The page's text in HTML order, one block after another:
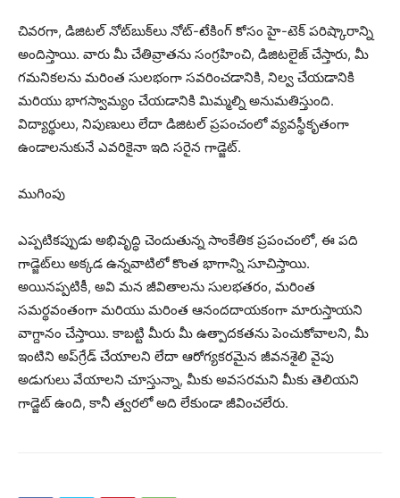
చివరగా, డిజిటల్ నోట్‌బుక్‌లు నోట్-టేకింగ్ కోసం హై-టెక్ పరిష్కారాన్ని
అందిస్తాయి. వారు మీ చేతివ్రాతను సంగ్రహించి, డిజిటలైజ్ చేస్తారు, మీ
గమనికలను మరింత సులభంగా సవరించడానికి, నిల్వ చేయడానికి
మరియు భాగస్వామ్యం చేయడానికి మిమ్మల్ని అనుమతిస్తుంది.
విద్యార్థులు, నిపుణులు లేదా డిజిటల్ ప్రపంచంలో వ్యవస్థీకృతంగా
ఉండాలనుకునే ఎవరికైనా ఇది సరైన గాడ్జెట్.
ముగింపు
ఎప్పటికప్పుడు అభివృద్ధి చెందుతున్న సాంకేతిక ప్రపంచంలో, ఈ పది
గాడ్జెట్‌లు అక్కడ ఉన్నవాటిలో కొంత భాగాన్ని సూచిస్తాయి.
అయినప్పటికీ, అవి మన జీవితాలను సులభతరం, మరింత
సమర్థవంతంగా మరియు మరింత ఆనందదాయకంగా మారుస్తాయని
వాగ్దానం చేస్తాయి. కాబట్టి మీరు మీ ఉత్పాదకతను పెంచుకోవాలని, మీ
ఇంటిని అప్‌గ్రేడ్ చేయాలని లేదా ఆరోగ్యకరమైన జీవనశైలి వైపు
అడుగులు వేయాలని చూస్తున్నా, మీకు అవసరమని మీకు తెలియని
గాడ్జెట్ ఉంది, కానీ త్వరలో అది లేకుండా జీవించలేరు.